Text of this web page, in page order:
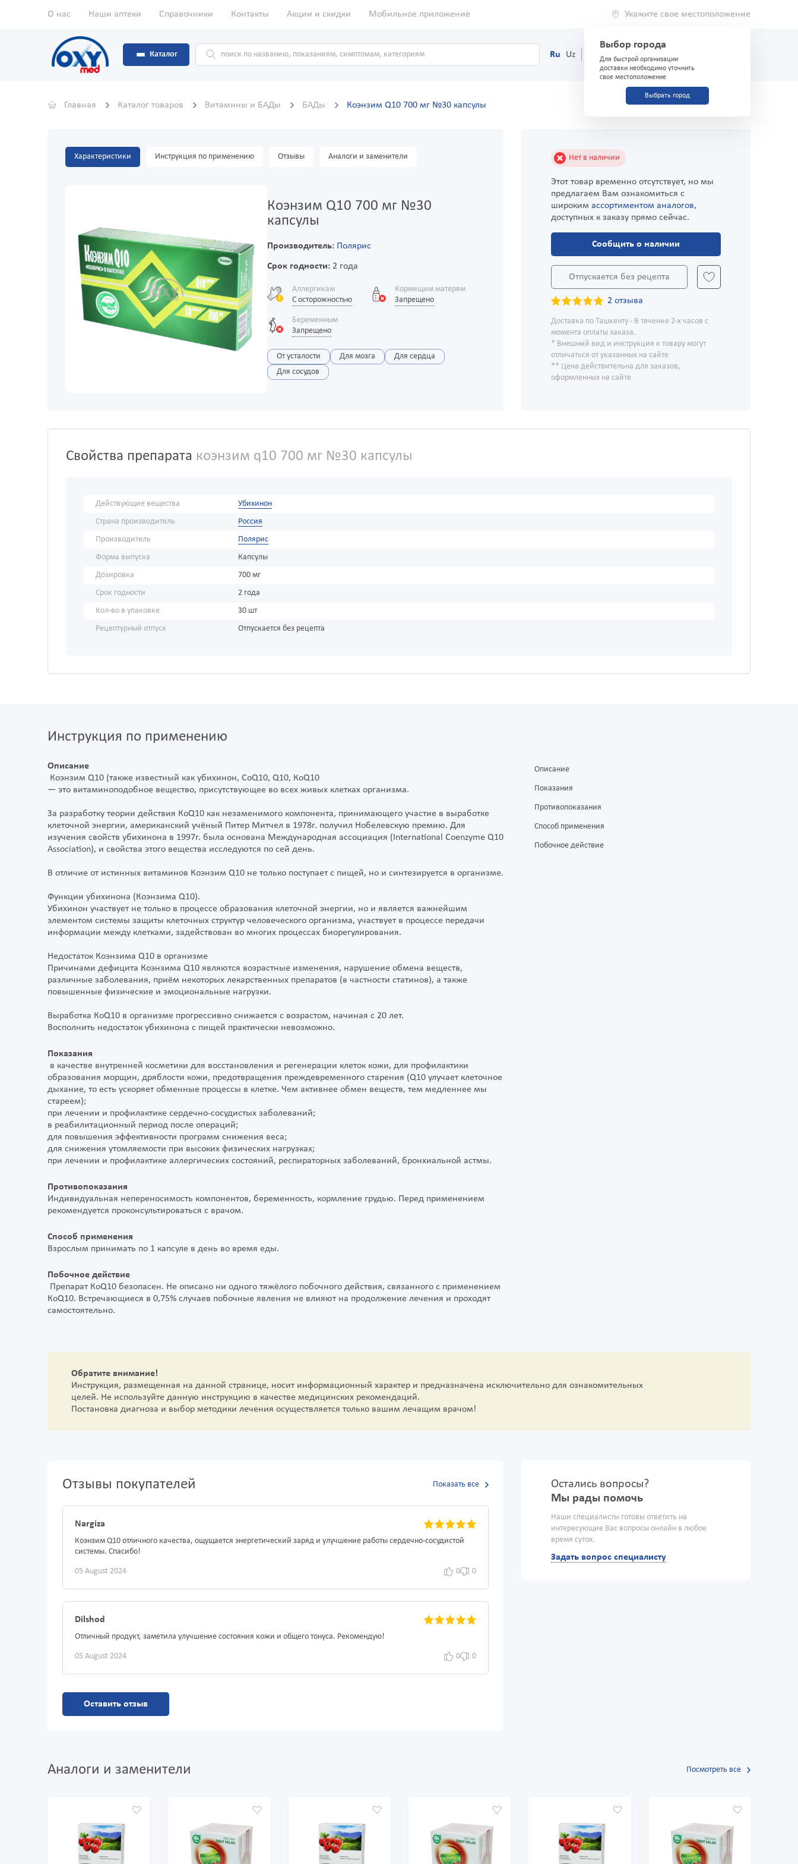
О нас Наши аптеки Справочники Контакты Акции и скидки Мобильное приложение Укажите свое местоположение
Выбор города
Для быстрой организации
доставки необходимо уточнить
свое местоположение
Выбрать город
Каталог Ru Uz (71) 200-03-03
Главная Каталог товаров Витамины и БАДы БАДы Коэнзим Q10 700 мг №30 капсулы
Характеристики Инструкция по применению Отзывы Аналоги и заменители
Коэнзим Q10 700 мг №30
капсулы
Производитель: Полярис
Срок годности:2 года
Аллергикам
С осторожностью
Кормящим матерям
Запрещено
Беременным
Запрещено
От усталости Для мозга
Для сердца
Для сосудов
Нет в наличии
Этот товар временно отсутствует, но мы
предлагаем Вам ознакомиться с
широким ассортиментом аналогов,
доступных к заказу прямо сейчас.
Сообщить о наличии
Отпускается без рецепта
2 отзыва
Доставка по Ташкенту - В течение 2-х часов с
момента оплаты заказа.
* Внешний вид и инструкция к товару могут
отличаться от указанных на сайте
** Цена действительна для заказов,
оформленных на сайте
Свойства препарата коэнзим q10 700 мг №30 капсулы
Действующие вещества
Убихинон
Страна производитель
Россия
Производитель
Полярис
Форма выпуска
Капсулы
Дозировка
700 мг
Срок годности
2 года
Кол-во в упаковке
30 шт
Рецептурный отпуск
Отпускается без рецепта
Инструкция по применению
Описание
Коэнзим Q10 (также известный как убихинон, CoQ10, Q10, КоQ10
— это витаминоподобное вещество, присутствующее во всех живых клетках организма.
За разработку теории действия КоQ10 как незаменимого компонента, принимающего участие в выработке
клеточной энергии, американский учёный Питер Митчел в 1978г. получил Нобелевскую премию. Для
изучения свойств убихинона в 1997г. была основана Международная ассоциация (International Coenzyme Q10
Association), и свойства этого вещества исследуются по сей день.
В отличие от истинных витаминов Коэнзим Q10 не только поступает с пищей, но и синтезируется в организме.
Функции убихинона (Коэнзима Q10).
Убихинон участвует не только в процессе образования клеточной энергии, но и является важнейшим
элементом системы защиты клеточных структур человеческого организма, участвует в процессе передачи
информации между клетками, задействован во многих процессах биорегулирования.
Недостаток Коэнзима Q10 в организме
Причинами дефицита Коэнзима Q10 являются возрастные изменения, нарушение обмена веществ,
различные заболевания, приём некоторых лекарственных препаратов (в частности статинов), а также
повышенные физические и эмоциональные нагрузки.
Выработка КоQ10 в организме прогрессивно снижается с возрастом, начиная с 20 лет.
Восполнить недостаток убихинона с пищей практически невозможно.
Показания
в качестве внутренней косметики для восстановления и регенерации клеток кожи, для профилактики
образования морщин, дряблости кожи, предотвращения преждевременного старения (Q10 улучает клеточное
дыхание, то есть ускоряет обменные процессы в клетке. Чем активнее обмен веществ, тем медленнее мы
стареем);
при лечении и профилактике сердечно-сосудистых заболеваний;
в реабилитационный период после операций;
для повышения эффективности программ снижения веса;
для снижения утомляемости при высоких физических нагрузках;
при лечении и профилактике аллергических состояний, респираторных заболеваний, бронхиальной астмы.
Противопоказания
Индивидуальная непереносимость компонентов, беременность, кормление грудью. Перед применением
рекомендуется проконсультироваться с врачом.
Способ применения
Взрослым принимать по 1 капсуле в день во время еды.
Побочное действие
Препарат КоQ10 безопасен. Не описано ни одного тяжёлого побочного действия, связанного с применением
КоQ10. Встречающиеся в 0,75% случаев побочные явления не влияют на продолжение лечения и проходят
самостоятельно.
Описание
Показания
Противопоказания
Способ применения
Побочное действие
Обратите внимание!
Инструкция, размещенная на данной странице, носит информационный характер и предназначена исключительно для ознакомительных
целей. Не используйте данную инструкцию в качестве медицинских рекомендаций.
Постановка диагноза и выбор методики лечения осуществляется только вашим лечащим врачом!
Отзывы покупателей Показать все
Nargiza
Коэнзим Q10 отличного качества, ощущается энергетический заряд и улучшение работы сердечно-сосудистой
системы. Спасибо!
05 August 2024 0 0
Dilshod
Отличный продукт, заметила улучшение состояния кожи и общего тонуса. Рекомендую!
05 August 2024 0 0
Оставить отзыв
Остались вопросы?
Мы рады помочь
Наши специалисты готовы ответить на
интересующие Вас вопросы онлайн в любое
время суток.
Задать вопрос специалисту
Аналоги и заменители Посмотреть все